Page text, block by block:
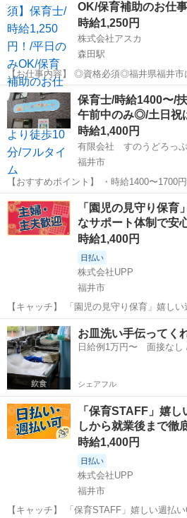
ッフやご家族への動作介助の指導...
OK/保育補助のお仕
時給1,250円
株式会社アスカ
森田駅
【お仕事内容】 ◎資格必須◎福井県福井市
んで 派遣の職員さんを募集中♪ 【園の環境と体制】 定員：140名（1
号：15名／2・3号：125名） 開園時間：
基準に...
福井 福井市 森田駅
保育士/時給1400〜/
午前中のみ◎/土日祝
時給1,400円
有限会社 すのうどろっ
福井市
【おすすめポイント】 ・時給1400〜1700
中のみでもOK！お気軽にご相談ください
ベート充実。 ・定員30名★ひとりひとりと
す。 《お仕事内容》...
福井 福井市 保育士
「園児の見守り保
なサポート体制で
時給1,400円
日払い
株式会社UPP
福井市
【キャッチ】 「園児の見守り保育」嬉し
ト体制で安心就業◎様々な年代のスタッフ
仕事したい方にもおススメ◎ 【コメント】 幅広い世代のスタッフさん
が活躍中◎ #未経験からお仕...
福井 福井市 保育士
お皿洗い手伝ってく
日給例1万円〜 面接なし
シェアフル
「保育STAFF」嬉
しから就業後まで徹
時給1,400円
日払い
株式会社UPP
福井市
【キャッチ】 「保育STAFF」嬉しい週払